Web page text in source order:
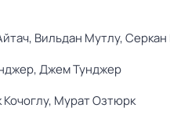
Вильдан Мутлу,Серкан
Джем Тунджер
Мурат Озтюрк